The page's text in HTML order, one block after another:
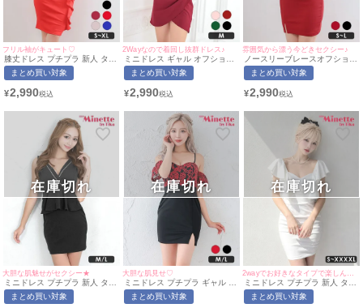
フリル袖がキュート♡
膝丈ドレス プチプラ 新人 タイ
ト セクシー 半袖 低身長 谷間
赤 Vネック シック キャバドレ
対応) | myMinette/マイミネッ
まとめ買い対象
¥2,990
2Wayなので着回し抜群ドレス♪
ミニドレス ギャル オフショル
シアー シアー袖 低身長 谷間
キャバドレス (中尾みほ着用/M
ネット
まとめ買い対象
¥2,990
雰囲気から漂う今どきセクシー♪
ノースリーブレースオフショル
ダーウエストシアー切替プチプ
ラタイトミニドレス (Sサイズ
レス着用)[myMinette/マイミネ
まとめ買い対象
¥2,990
大胆な肌魅せがセクシー★
ミニドレス プチプラ 新人 タイ
ト ペプラム セクシー ラウンジ
ノースリーブ 低身長 谷間 背中
まとめ買い対象
在庫切れ
大胆な肌見せ♡
ミニドレス プチプラ ギャル タ
イト オフショル スリット セク
シー ラウンジ キャミソール 花
まとめ買い対象
在庫切れ
ミニドレス プチプラ 新人 タイ
ト ワンピース ラウンジ ノース
リーブ 低身長 谷間 スナック
まとめ買い対象
在庫切れ